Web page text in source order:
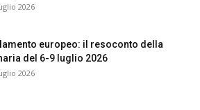
2026
europeo: il resoconto della
del 6-9 luglio 2026
2026